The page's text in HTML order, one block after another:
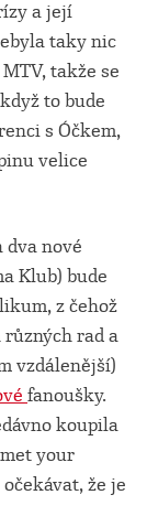
a její
taky nic
takže se
to bude
s Óčkem,
velice
dva nové
Klub) bude
z čehož
rad a
vzdálenější)
fanoušky.
koupila
your
že je